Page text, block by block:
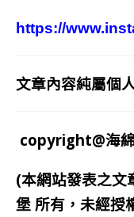
https://
文章內容純屬個
copyright@海
(本網站發表之文
堡 所有，未經授